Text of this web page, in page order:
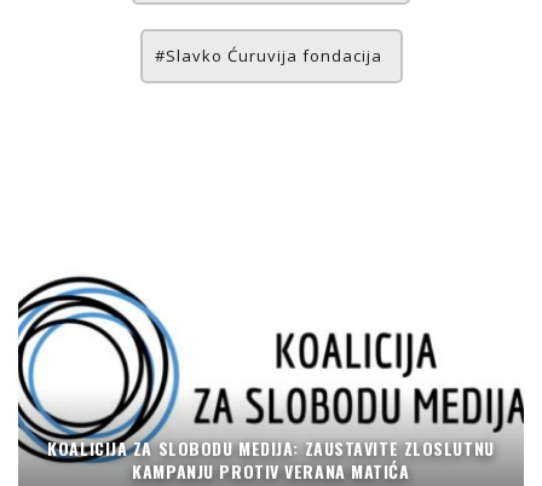
Slavko Ćuruvija fondacija
KOALICIJA ZA SLOBODU MEDIJA: ZAUSTAVITE ZLOSLUTNU
KAMPANJU PROTIV VERANA MATIĆA